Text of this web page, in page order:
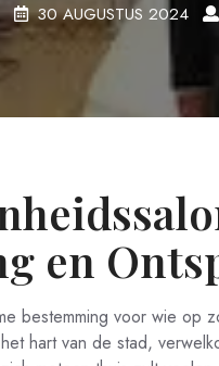
30 AUGUSTUS 2024
en
bestemming voor wie op
hart van de stad,